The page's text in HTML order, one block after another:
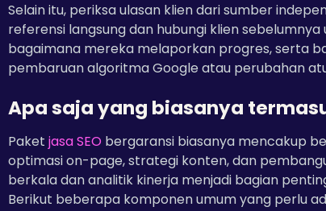
Selain itu, periksa ulasan klien dari sumber
referensi langsung dan hubungi klien
bagaimana mereka melaporkan progres, serta
pembaruan algoritma Google atau perubahan
Apa saja yang biasanya
Paket jasa SEO bergaransi biasanya mencakup
optimasi on-page, strategi konten, dan
berkala dan analitik kinerja menjadi bagian
Berikut beberapa komponen umum yang perlu